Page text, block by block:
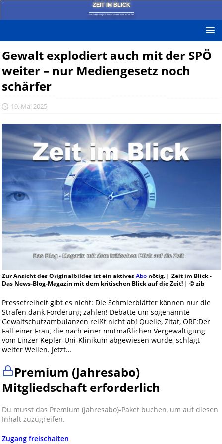
ZEIT IM BLICK
Das News-Blog mit dem kritischen Blick auf die Zeit!
Gewalt explodiert auch mit der SPÖ
weiter – nur Mediengesetz noch
schärfer
19. Mai 2025
Zur Ansicht des Originalbildes ist ein aktivesAbonötig. | Zeit im Blick -
Das News-Blog-Magazin mit dem kritischen Blick auf die Zeit! | © zib
Pressefreiheit gibt es nicht: Die Schmierblätter können nur die
Strafen dank Förderung zahlen! Debatte um sogenannte
Gewaltschutzambulanzen reißt nicht ab! Quelle, Zitat, ORF:Der
Fall einer Frau, die nach einer mutmaßlichen Vergewaltigung
vom Linzer Kepler-Uni-Klinikum abgewiesen wurde, schlägt
weiter Wellen. Jetzt…
Premium (Jahresabo)
Mitgliedschaft erforderlich
Du musst das Premium (Jahresabo)-Paket buchen, um auf diesen
Inhalt zuzugreifen.
Zugang freischalten